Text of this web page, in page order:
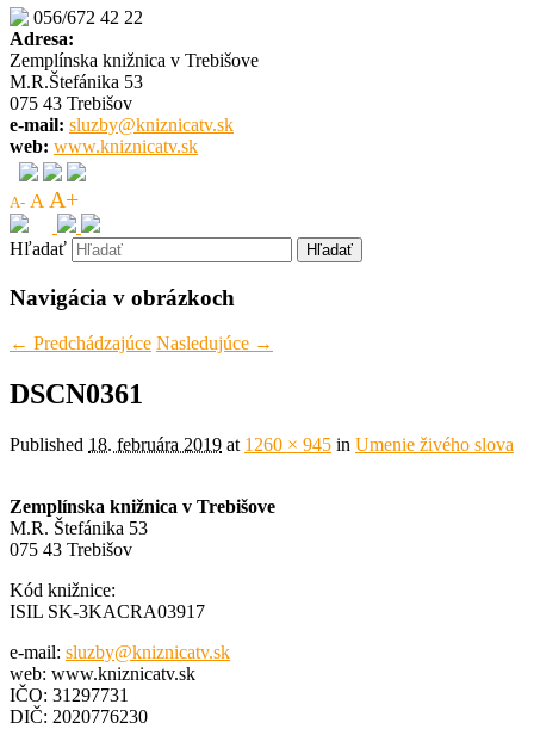
056/672 42 22
Adresa:
Zemplínska knižnica v Trebišove
M.R.Štefánika 53
075 43 Trebišov
e-mail: sluzby@kniznicatv.sk
web: www.kniznicatv.sk
A- A A+
Hľadať
Navigácia v obrázkoch
← Predchádzajúce Nasledujúce →
DSCN0361
Published 18. februára 2019 at 1260 × 945 in Umenie živého slova
Zemplínska knižnica v Trebišove
M.R. Štefánika 53
075 43 Trebišov
Kód knižnice:
ISIL SK-3KACRA03917
e-mail: sluzby@kniznicatv.sk
web: www.kniznicatv.sk
IČO: 31297731
DIČ: 2020776230